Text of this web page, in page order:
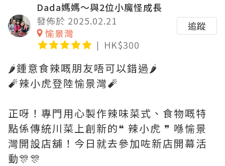
Dada媽媽～與2位小魔怪成長
發佈於 2025.02.21
愉景灣
HK$300
追蹤
🌶️鍾意食辣嘅朋友唔可以錯過🌶️
🧨辣小虎登陸愉景灣🧨
正呀！專門用心製作辣味菜式、食物嘅特
點係傳統川菜上創新的❝ 辣小虎 ❞ 喺愉景
灣開設店舖！今日就去參加咗新店開幕活
動🎊🎊